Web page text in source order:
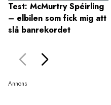
Test: McMurtry Spéirling
– elbilen som fick mig att
slå banrekordet
Annons